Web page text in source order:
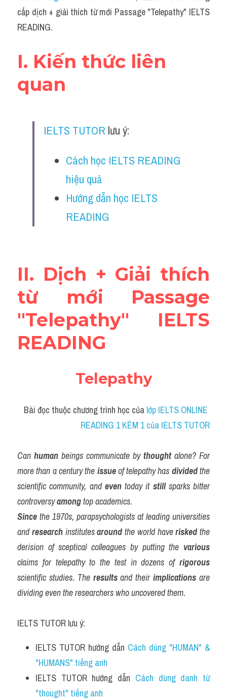
Social Issues
Đề thi THPT
Writing
Đề thi thật IELTS Reading
Business
cấp dịch + giải thích từ mới Passage "Telepathy" IELTS
READING.
I. Kiến thức liên
quan
IELTS TUTOR lưu ý:
Cách học IELTS READING
hiệu quả
Hướng dẫn học IELTS
READING
II. Dịch + Giải thích
từ mới Passage
"Telepathy" IELTS
READING
Telepathy
Bài đọc thuộc chương trình học của lớp IELTS ONLINE
READING 1 KÈM 1 của IELTS TUTOR
Can human beings communicate by thought alone? For
more than a century the issue of telepathy has divided the
scientific community, and even today it still sparks bitter
controversy among top academics.
Since the 1970s, parapsychologists at leading universities
and research institutes around the world have risked the
derision of sceptical colleagues by putting the various
claims for telepathy to the test in dozens of rigorous
scientific studies. The results and their implications are
dividing even the researchers who uncovered them.
IELTS TUTOR lưu ý:
IELTS TUTOR hướng dẫn Cách dùng "HUMAN" &
"HUMANS" tiếng anh
IELTS TUTOR hướng dẫn Cách dùng danh từ
"thought" tiếng anh